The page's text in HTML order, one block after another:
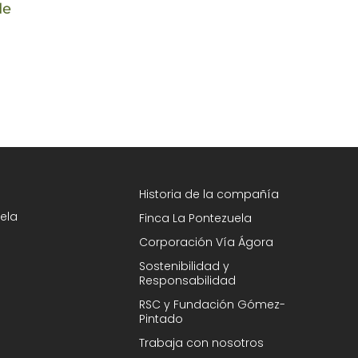
Historia de la compañía
Finca La Pontezuela
Corporación Vía Ágora
Sostenibilidad y
Responsabilidad
RSC y Fundación Gómez-
Pintado
Trabaja con nosotros